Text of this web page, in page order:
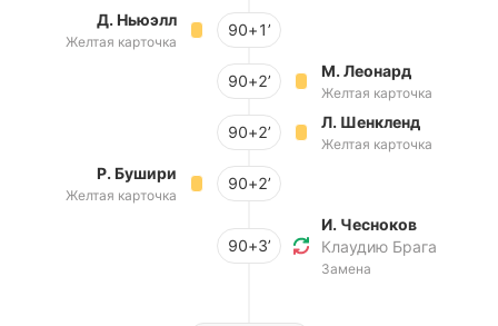
Д. Ньюэлл
Желтая карточка
90+1’
90+2’
М. Леонард
Желтая карточка
90+2’
Л. Шенкленд
Желтая карточка
Р. Бушири
Желтая карточка
90+2’
90+3’
И. Чесноков
Клаудию Брага
Замена